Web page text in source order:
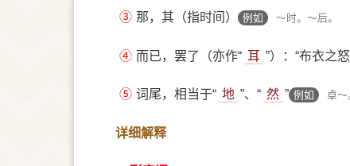
③ 那，其（指时间） 例如 ～时。～后。
④ 而已，罢了（亦作“ 耳 ”）：“布衣之
⑤ 词尾，相当于“ 地 ”、“ 然 ” 例如 卓～
详细解释